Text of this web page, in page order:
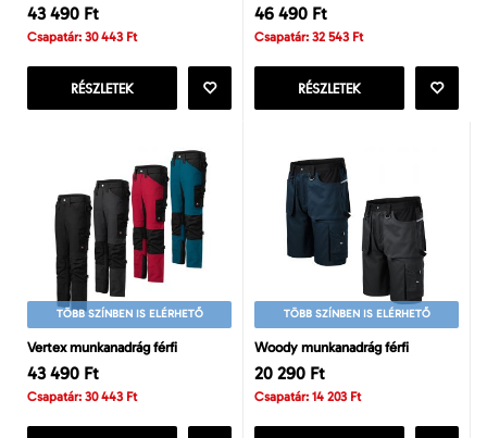
43 490 Ft
Csapatár: 30 443 Ft
RÉSZLETEK
46 490 Ft
Csapatár: 32 543 Ft
RÉSZLETEK
TÖBB SZÍNBEN IS ELÉRHETŐ
Vertex munkanadrág férfi
43 490 Ft
Csapatár: 30 443 Ft
TÖBB SZÍNBEN IS ELÉRHETŐ
Woody munkanadrág férfi
20 290 Ft
Csapatár: 14 203 Ft